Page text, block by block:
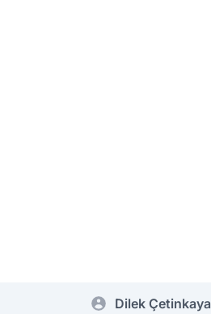
Dilek Çetinkaya